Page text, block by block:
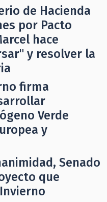
de Hacienda
por Pacto
hace
y resolver la
firma
Verde
y
Senado
que